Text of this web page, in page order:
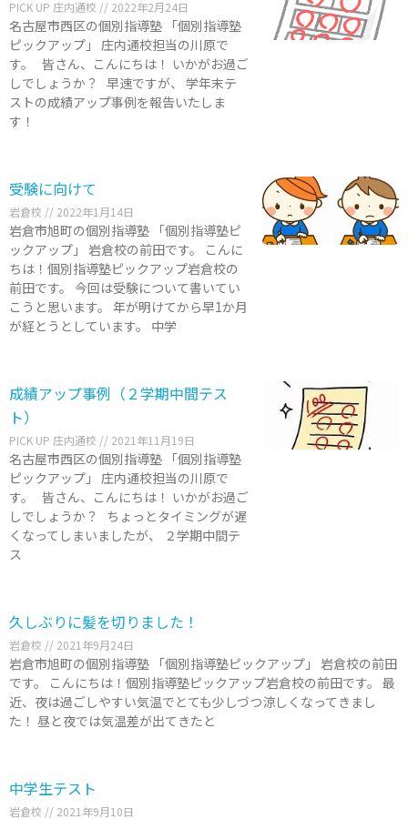
PICK UP 庄内通校 2022年2月24日
名古屋市西区の個別指導塾 「個別指導塾
ピックアップ」 庄内通校担当の川原で
す。 皆さん、こんにちは！ いかがお過ご
しでしょうか？ 早速ですが、 学年末テ
ストの成績アップ事例を報告いたしま
す！
受験に向けて
岩倉校 2022年1月14日
岩倉市旭町の個別指導塾 「個別指導塾ピ
ックアップ」 岩倉校の前田です。 こんに
ちは！個別指導塾ピックアップ岩倉校の
前田です。 今回は受験について書いてい
こうと思います。 年が明けてから早1か月
が経とうとしています。 中学
成績アップ事例（２学期中間テス
ト）
PICK UP 庄内通校 2021年11月19日
名古屋市西区の個別指導塾 「個別指導塾
ピックアップ」 庄内通校担当の川原で
す。 皆さん、こんにちは！ いかがお過ご
しでしょうか？ ちょっとタイミングが遅
くなってしまいましたが、 ２学期中間テ
ス
久しぶりに髪を切りました！
岩倉校 2021年9月24日
岩倉市旭町の個別指導塾 「個別指導塾ピックアップ」 岩倉校の前田
です。 こんにちは！個別指導塾ピックアップ岩倉校の前田です。 最
近、夜は過ごしやすい気温でとても少しづつ涼しくなってきまし
た！ 昼と夜では気温差が出てきたと
中学生テスト
岩倉校 2021年9月10日